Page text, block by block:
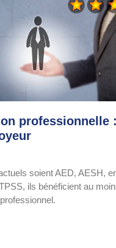
professionnelle
soient AED, AESH,
ils bénéficient au